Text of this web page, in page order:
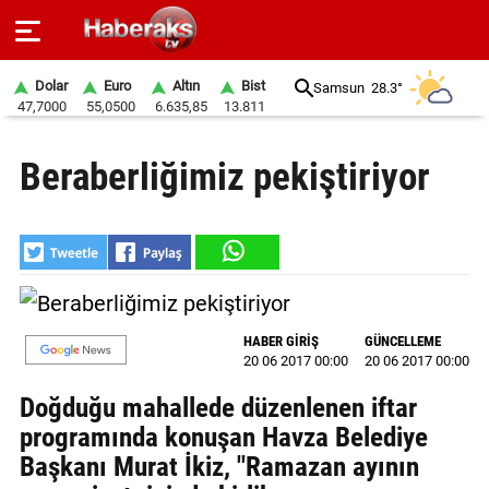
SPOR
YAŞAM
EKONOMİ
BELEDİYELER
SİYASET
EĞİTİM
Dolar
47,7000
Euro
55,0500
Altın
6.635,85
Bist
13.811
Samsun 28.3°
Beraberliğimiz pekiştiriyor
HABER GİRİŞ
20 06 2017 00:00
GÜNCELLEME
20 06 2017 00:00
Doğduğu mahallede düzenlenen iftar
programında konuşan Havza Belediye
Başkanı Murat İkiz, "Ramazan ayının